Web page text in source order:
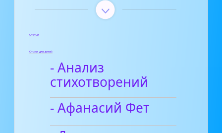
Статьи
Стихи для детей
- Анализ
стихотворений
- Афанасий Фет